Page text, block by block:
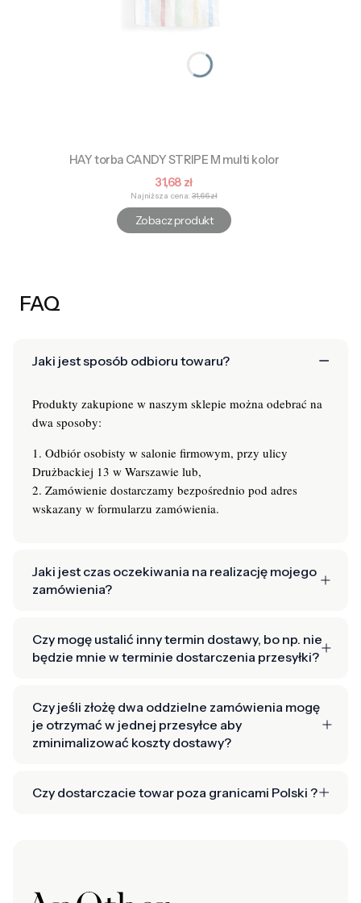
HAY torba CANDY STRIPE M multi kolor
Cena promocyjna
31,68 zł
Najniższa cena: 31,66 zł
Zobacz produkt
FAQ
Jaki jest sposób odbioru towaru?
Produkty zakupione w naszym sklepie można odebrać na
dwa sposoby:
1. Odbiór osobisty w salonie firmowym, przy ulicy
Drużbackiej 13 w Warszawie lub,
2. Zamówienie dostarczamy bezpośrednio pod adres
wskazany w formularzu zamówienia.
Jaki jest czas oczekiwania na realizację mojego
zamówienia?
Czy mogę ustalić inny termin dostawy, bo np. nie
będzie mnie w terminie dostarczenia przesyłki?
Czy jeśli złożę dwa oddzielne zamówienia mogę
je otrzymać w jednej przesyłce aby
zminimalizować koszty dostawy?
Czy dostarczacie towar poza granicami Polski ?